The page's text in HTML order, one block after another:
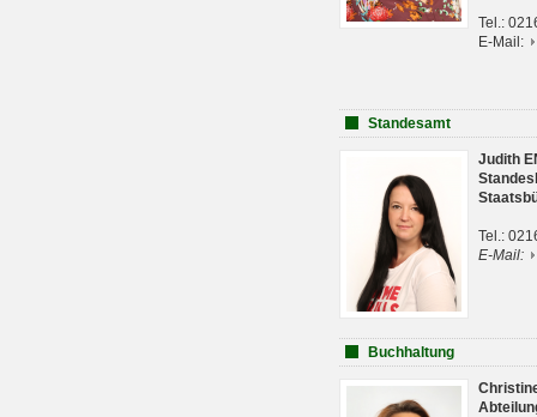
Tel.:
E-Mail:
Standesamt
Judith
Tel.:
E-Mail:
Buchhaltung